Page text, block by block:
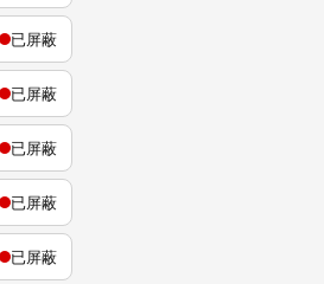
已屏蔽
已屏蔽
已屏蔽
已屏蔽
已屏蔽